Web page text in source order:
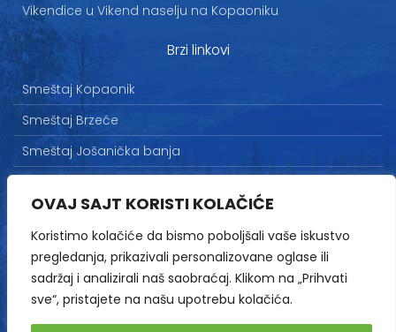
OVAJ SAJT KORISTI KOLAČIĆE
Koristimo kolačiće da bismo poboljšali vaše iskustvo
pregledanja, prikazivali personalizovane oglase ili
sadržaj i analizirali naš saobraćaj. Klikom na „Prihvati
sve“, pristajete na našu upotrebu kolačića.
Vikendice u Vikend naselju na Kopaoniku
Brzi linkovi
Smeštaj Kopaonik
Smeštaj Brzeće
Smeštaj Jošanička banja
Marketing
Politika privatnosti
Kontakt